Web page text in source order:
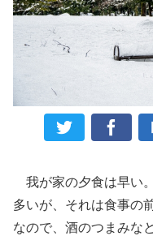
我が家の夕食は早い
多いが、それは食事の
なので、酒のつまみな